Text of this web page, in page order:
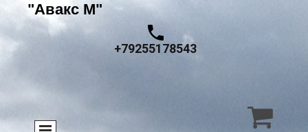
"Авакс М"
+79255178543
